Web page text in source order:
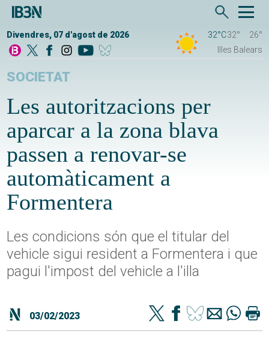
Divendres, 07 d'agost de 2026 32°C32°
26°
Illes Balears
SOCIETAT
Les autoritzacions per
aparcar a la zona blava
passen a renovar-se
automàticament a
Formentera
Les condicions són que el titular del
vehicle sigui resident a Formentera i que
pagui l'impost del vehicle a l'illa
03/02/2023